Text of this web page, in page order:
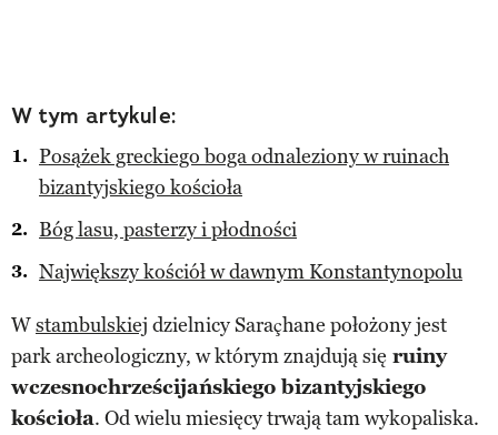
W tym artykule:
Posążek greckiego boga odnaleziony w ruinach
bizantyjskiego kościoła
Bóg lasu, pasterzy i płodności
Największy kościół w dawnym Konstantynopolu
Wstambulskiej dzielnicy Saraçhane położony jest
park archeologiczny, w którym znajdują się ruiny
wczesnochrześcijańskiego bizantyjskiego
kościoła. Od wielu miesięcy trwają tam wykopaliska.